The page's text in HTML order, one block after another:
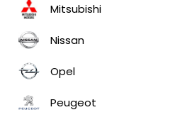
Mitsubishi
Nissan
Opel
Peugeot